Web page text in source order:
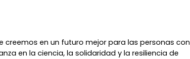
creemos en un futuro mejor para las personas con
en la ciencia, la solidaridad y la resiliencia de